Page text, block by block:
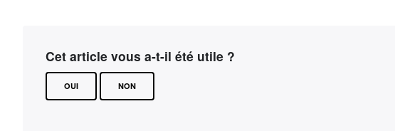
Cet article vous a-t-il été utile ?
OUI NON